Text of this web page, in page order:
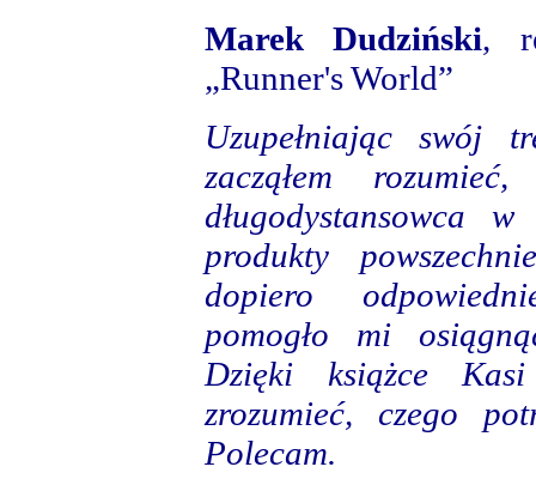
Marek Dudziński,
„Runner's World”
Uzupełniając swój
zacząłem
długodystansowca
produkty
dopiero
pomogło mi
Dzięki książce
zrozumieć, czego
Polecam.